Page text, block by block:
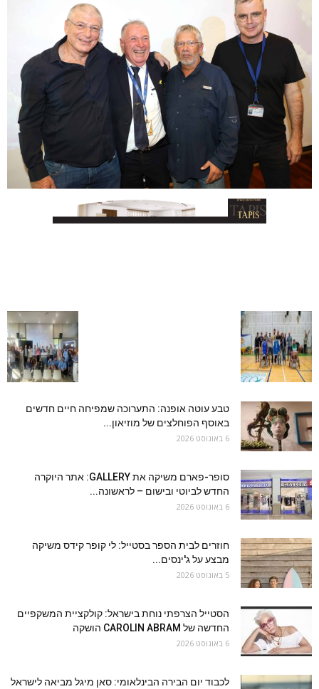
טבע עוטה אופנה: התערוכה שמפיחה חיים חדשים
באוסף הפוחלצים של מוזיאון...
6 באוגוסט 2026
סופר-פארם משיקה את GALLERY: אתר היוקרה
החדש לביוטי ובישום – לראשונה...
6 באוגוסט 2026
חוזרים לבית הספר בסטייל: לי קופר קידס משיקה
מבצע על ג'ינסים...
5 באוגוסט 2026
הסטייל הצרפתי נוחת בישראל: קולקציית המשקפיים
החדשה של CAROLIN ABRAM הושקה
6 באוגוסט 2026
לכבוד יום הבירה הבינלאומי: סאן מיגל מביאה לישראל